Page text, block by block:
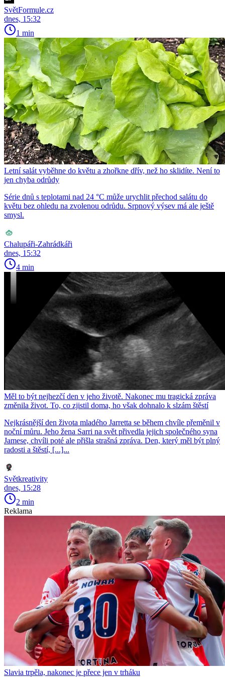
SvětFormule.cz
dnes, 15:32
1 min
Letní salát vyběhne do květu a zhořkne dřív, než ho sklidíte. Není to
jen chyba odrůdy
Série dnů s teplotami nad 24 °C může urychlit přechod salátu do
květu bez ohledu na zvolenou odrůdu. Srpnový výsev má ale ještě
smysl.
Chalupáři-Zahrádkáři
dnes, 15:32
4 min
Měl to být nejhezčí den v jeho životě. Nakonec mu tragická zpráva
změnila život. To, co zjistil doma, ho však dohnalo k slzám štěstí
Nejkrásnější den života mladého Jarretta se během chvíle přeměnil v
noční můru. Jeho žena Sarri na svět přivedla jejich společného syna
Jamese, chvíli poté ale přišla strašná zpráva. Den, který měl být plný
radosti a štěstí, [...]...
Světkreativity
dnes, 15:28
2 min
Reklama
Slavia trpěla, nakonec je přece jen v trháku